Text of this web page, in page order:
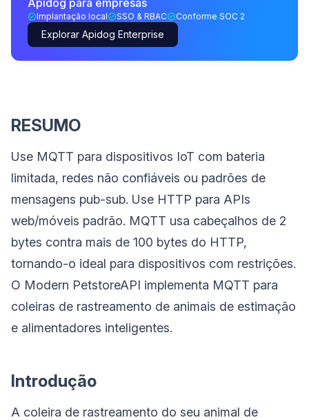
Implantação local SSO & RBAC Conforme SOC 2
Explorar Apidog Enterprise
RESUMO
Use MQTT para dispositivos IoT com bateria
limitada, redes não confiáveis ou padrões de
mensagens pub-sub. Use HTTP para APIs
web/móveis padrão. MQTT usa cabeçalhos de 2
bytes contra mais de 100 bytes do HTTP,
tornando-o ideal para dispositivos com restrições.
O Modern PetstoreAPI implementa MQTT para
coleiras de rastreamento de animais de estimação
e alimentadores inteligentes.
Introdução
A coleira de rastreamento do seu animal de